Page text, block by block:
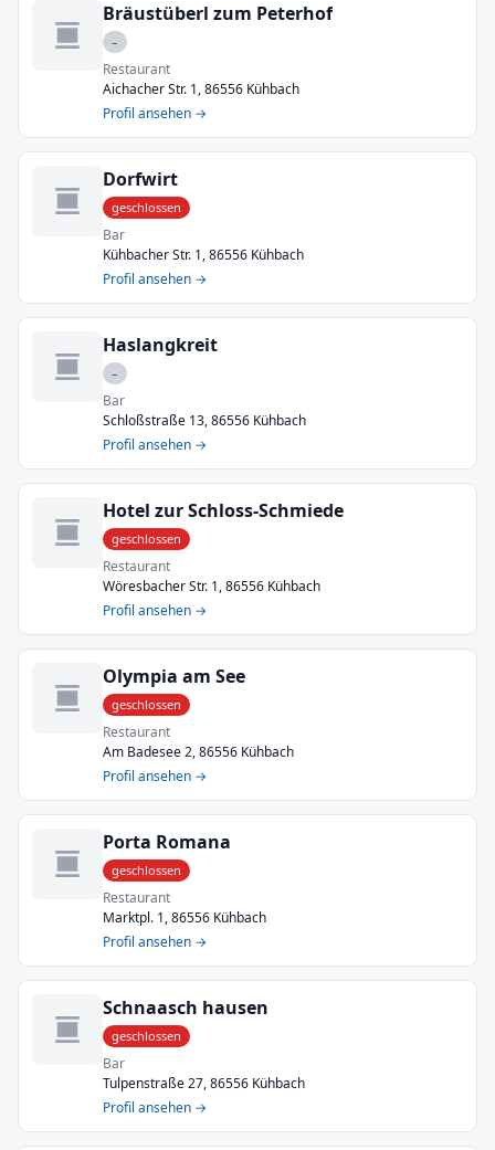
Bräustüberl zum Peterhof
–
Restaurant
Aichacher Str. 1, 86556 Kühbach
Profil ansehen →
Dorfwirt
geschlossen
Bar
Kühbacher Str. 1, 86556 Kühbach
Profil ansehen →
Haslangkreit
–
Bar
Schloßstraße 13, 86556 Kühbach
Profil ansehen →
Hotel zur Schloss-Schmiede
geschlossen
Restaurant
Wöresbacher Str. 1, 86556 Kühbach
Profil ansehen →
Olympia am See
geschlossen
Restaurant
Am Badesee 2, 86556 Kühbach
Profil ansehen →
Porta Romana
geschlossen
Restaurant
Marktpl. 1, 86556 Kühbach
Profil ansehen →
Schnaasch hausen
geschlossen
Bar
Tulpenstraße 27, 86556 Kühbach
Profil ansehen →